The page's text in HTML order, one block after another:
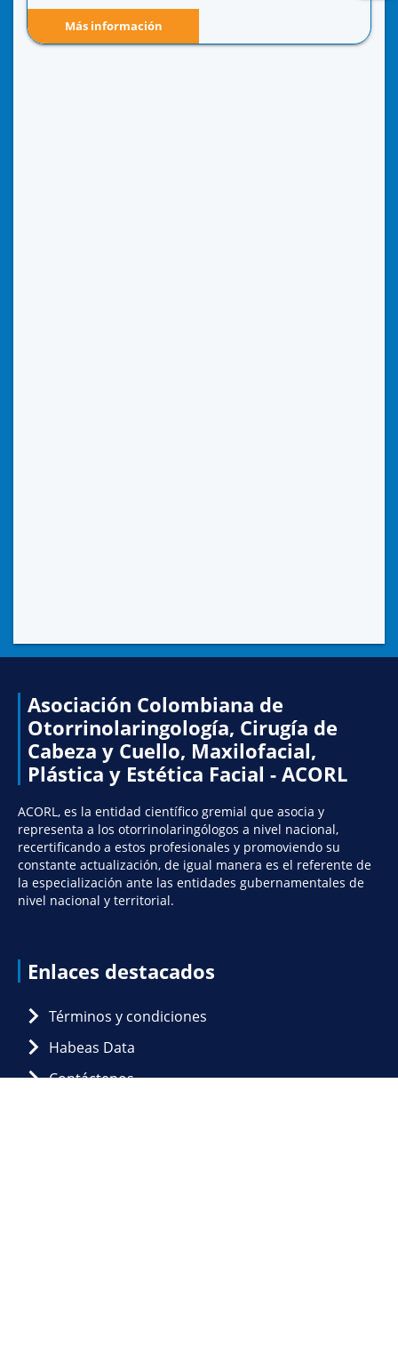
Más información
Asociación Colombiana de
Otorrinolaringología, Cirugía de
Cabeza y Cuello, Maxilofacial,
Plástica y Estética Facial - ACORL
ACORL, es la entidad científico gremial que asocia y
representa a los otorrinolaringólogos a nivel nacional,
recertificando a estos profesionales y promoviendo su
constante actualización, de igual manera es el referente de
la especialización ante las entidades gubernamentales de
nivel nacional y territorial.
Enlaces destacados
Términos y condiciones
Habeas Data
Contáctenos